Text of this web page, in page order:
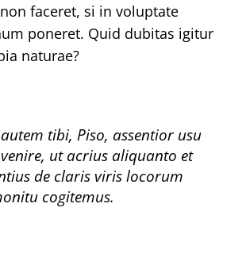
faceret, si in voluptate
poneret. Quid dubitas igitur
naturae?
tibi, Piso, assentior usu
ut acrius aliquanto et
de claris viris locorum
cogitemus.